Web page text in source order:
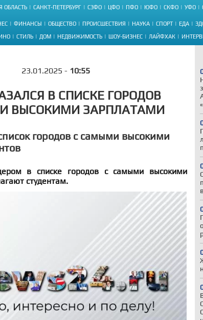
ОБЛАСТЬ САНКТ-ПЕТЕРБУРГ СЗФО ЦФО ПФО ЮФО СКФО УФО
ФИНАНСЫ ОБЩЕСТВО ПРОИСШЕСТВИЯ НАУКА СПОРТ ЕДА
СТИЛЬ ДОМ НЕДВИЖИМОСТЬ ШОУ-БИЗНЕС ЛАЙФХАК
23.01.2025 - 10:55
В СПИСКЕ ГОРОДОВ
ВЫСОКИМИ ЗАРПЛАТАМИ
городов с самыми высокими
в списке городов с самыми высокими
студентам.